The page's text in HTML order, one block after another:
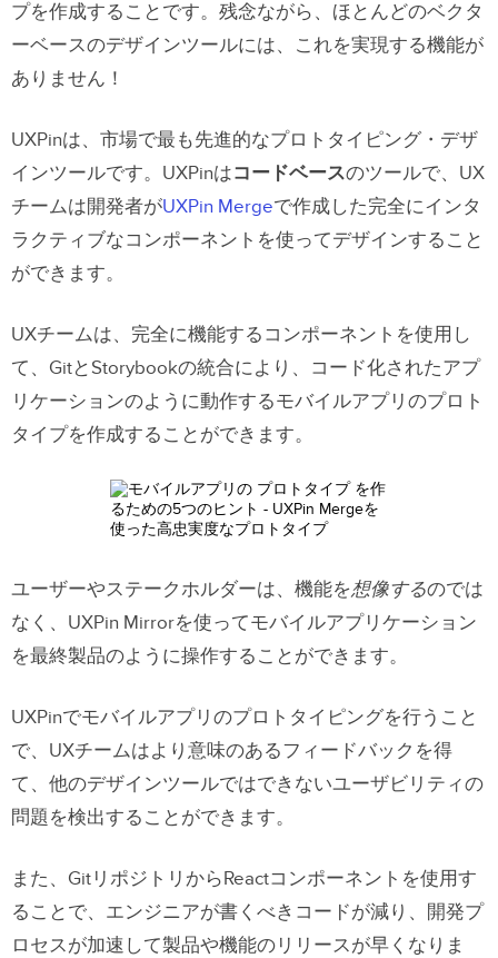
プを作成することです。残念ながら、ほとんどのベクタ
ーベースのデザインツールには、これを実現する機能が
ありません！
UXPinは、市場で最も先進的なプロトタイピング・デザ
インツールです。UXPinはコードベースのツールで、UX
チームは開発者がUXPin Mergeで作成した完全にインタ
ラクティブなコンポーネントを使ってデザインすること
ができます。
UXチームは、完全に機能するコンポーネントを使用し
て、GitとStorybookの統合により、コード化されたアプ
リケーションのように動作するモバイルアプリのプロト
タイプを作成することができます。
ユーザーやステークホルダーは、機能を想像するのでは
なく、UXPin Mirrorを使ってモバイルアプリケーション
を最終製品のように操作することができます。
UXPinでモバイルアプリのプロトタイピングを行うこと
で、UXチームはより意味のあるフィードバックを得
て、他のデザインツールではできないユーザビリティの
問題を検出することができます。
また、GitリポジトリからReactコンポーネントを使用す
ることで、エンジニアが書くべきコードが減り、開発プ
ロセスが加速して製品や機能のリリースが早くなりま